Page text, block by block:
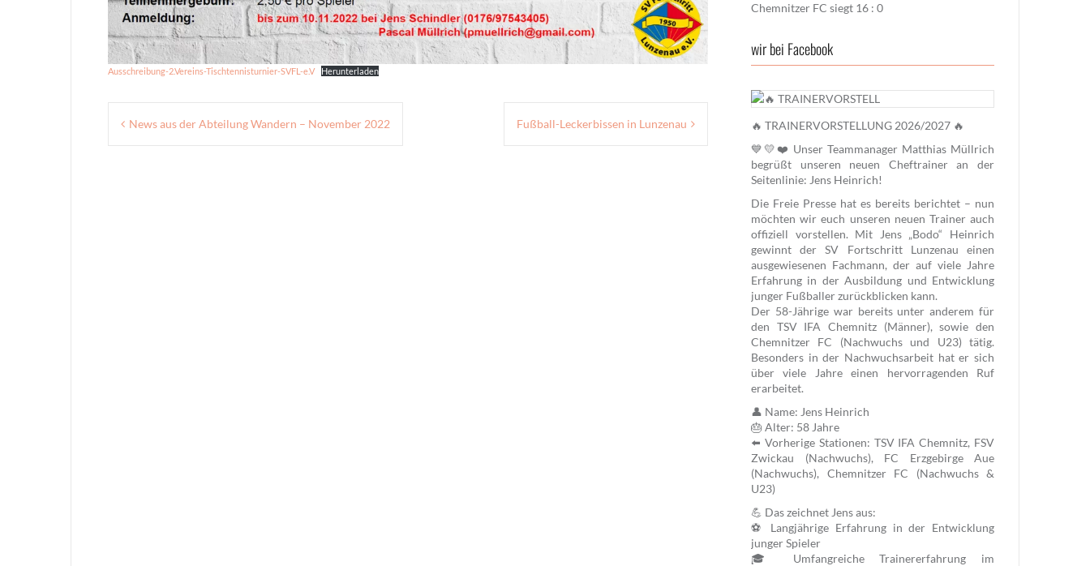
Ausschreibung-2.Vereins-Tischtennisturnier-SVFL-e.V Herunterladen
Beitragsnavigation
News aus der Abteilung Wandern – November 2022 Fußball-Leckerbissen in Lunzenau
Chemnitzer FC siegt 16 : 0
wir bei Facebook
🔥 TRAINERVORSTELLUNG 2026/2027 🔥
💙💛❤️ Unser Teammanager Matthias Müllrich
begrüßt unseren neuen Cheftrainer an der
Seitenlinie: Jens Heinrich!
Die Freie Presse hat es bereits berichtet – nun
möchten wir euch unseren neuen Trainer auch
offiziell vorstellen. Mit Jens „Bodo“ Heinrich
gewinnt der SV Fortschritt Lunzenau einen
ausgewiesenen Fachmann, der auf viele Jahre
Erfahrung in der Ausbildung und Entwicklung
junger Fußballer zurückblicken kann.
Der 58-Jährige war bereits unter anderem für
den TSV IFA Chemnitz (Männer), sowie den
Chemnitzer FC (Nachwuchs und U23) tätig.
Besonders in der Nachwuchsarbeit hat er sich
über viele Jahre einen hervorragenden Ruf
erarbeitet.
👤 Name: Jens Heinrich
🎂 Alter: 58 Jahre
⬅️ Vorherige Stationen: TSV IFA Chemnitz, FSV
Zwickau (Nachwuchs), FC Erzgebirge Aue
(Nachwuchs), Chemnitzer FC (Nachwuchs &
U23)
💪 Das zeichnet Jens aus:
⚽ Langjährige Erfahrung in der Entwicklung
junger Spieler
🎓 Umfangreiche Trainererfahrung im